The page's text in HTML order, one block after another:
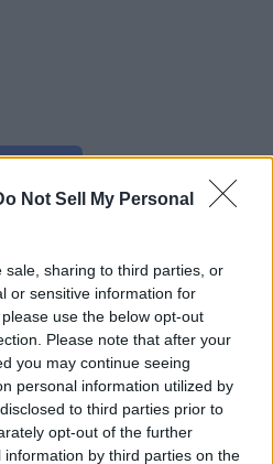
Not Sell My Personal
sale, sharing to third parties, or
or sensitive information for
use the below opt-out
Please note that after your
you may continue seeing
personal information utilized by
to third parties prior to
opt-out of the further
by third parties on the
que esta web recoge los datos
televisan los partidos del canalXala!
, podemos dar los siguientes datos:
86
TELEVISADOS